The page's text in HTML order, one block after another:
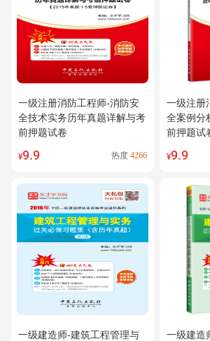
一级注册消防工程师-消防安
全技术实务历年真题详解与考
前押题试卷
¥9.9 热度 4266
一级注册
全案例分
前押题试
¥9.9
一级建造师-建筑工程管理与
一级建造